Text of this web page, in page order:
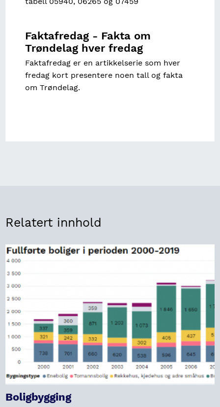
Faktafredag - Fakta om
Trøndelag hver fredag
Faktafredag er en artikkelserie som hver
fredag kort presentere noen tall og fakta
om Trøndelag.
Relatert innhold
Boligbygging